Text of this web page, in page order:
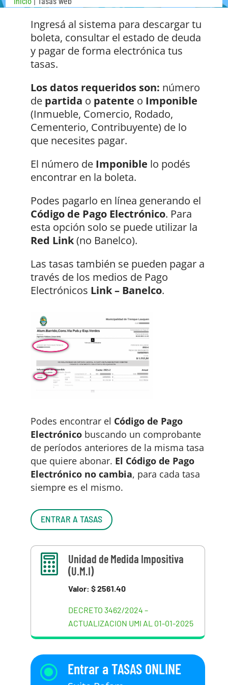
Ingresá al sistema para descargar tu
boleta, consultar el estado de deuda
y pagar de forma electrónica tus
tasas.
Los datos requeridos son: número
de partida o patente o Imponible
(Inmueble, Comercio, Rodado,
Cementerio, Contribuyente) de lo
que necesites pagar.
El número de Imponible lo podés
encontrar en la boleta.
Podes pagarlo en línea generando el
Código de Pago Electrónico. Para
esta opción solo se puede utilizar la
Red Link(no Banelco).
Las tasas también se pueden pagar a
través de los medios de Pago
Electrónicos Link – Banelco.
Podes encontrar el Código de Pago
Electrónicobuscando un comprobante
de períodos anteriores de la misma tasa
que quiere abonar. El Código de Pago
Electrónico no cambia, para cada tasa
siempre es el mismo.
ENTRAR A TASAS

Unidad de Medida Impositiva
(U.M.I)
Valor: $ 2561.40
DECRETO 3462/2024 –
ACTUALIZACION UMI AL 01-01-2025
\ Entrar a TASAS ONLINE